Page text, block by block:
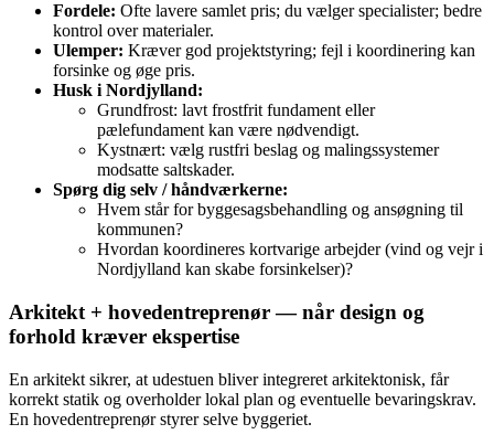
Fordele: Ofte lavere samlet pris; du vælger specialister; bedre
kontrol over materialer.
Ulemper: Kræver god projektstyring; fejl i koordinering kan
forsinke og øge pris.
Husk i Nordjylland:
Grundfrost: lavt frostfrit fundament eller
pælefundament kan være nødvendigt.
Kystnært: vælg rustfri beslag og malingssystemer
modsatte saltskader.
Spørg dig selv / håndværkerne:
Hvem står for byggesagsbehandling og ansøgning til
kommunen?
Hvordan koordineres kortvarige arbejder (vind og vejr i
Nordjylland kan skabe forsinkelser)?
Arkitekt + hovedentreprenør — når design og
forhold kræver ekspertise
En arkitekt sikrer, at udestuen bliver integreret arkitektonisk, får
korrekt statik og overholder lokal plan og eventuelle bevaringskrav.
En hovedentreprenør styrer selve byggeriet.